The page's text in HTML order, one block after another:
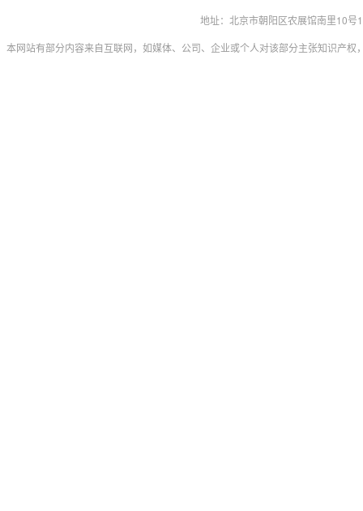
地址：北京市朝阳区农展馆南里10
本网站有部分内容来自互联网，如媒体、公司、企业或个人对该部分主张知识产